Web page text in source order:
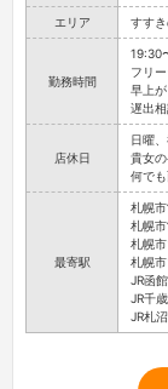
エリア すす
勤務時間
19:30
フリ
早上
遅出
店休日
日曜
貴女
何で
最寄駅
札幌
札幌
札幌
札幌
JR函
JR千
JR札